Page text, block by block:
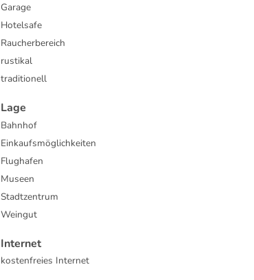
Garage
Hotelsafe
Raucherbereich
rustikal
traditionell
Lage
Bahnhof
Einkaufsmöglichkeiten
Flughafen
Museen
Stadtzentrum
Weingut
Internet
kostenfreies Internet